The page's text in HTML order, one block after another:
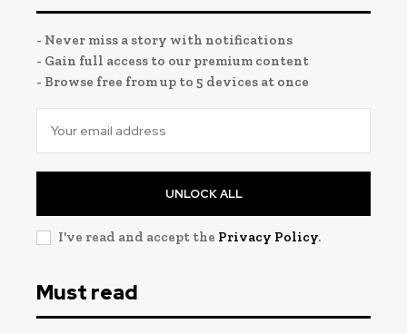
- Never miss a story with notifications
- Gain full access to our premium content
- Browse free from up to 5 devices at once
UNLOCK ALL
I've read and accept the Privacy Policy.
Must read